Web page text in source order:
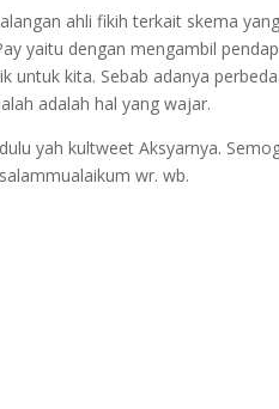
ahli fikih terkait skema
yaitu dengan mengambil
untuk kita. Sebab adanya
adalah hal yang wajar.
yah kultweet Aksyarnya.
wr. wb.